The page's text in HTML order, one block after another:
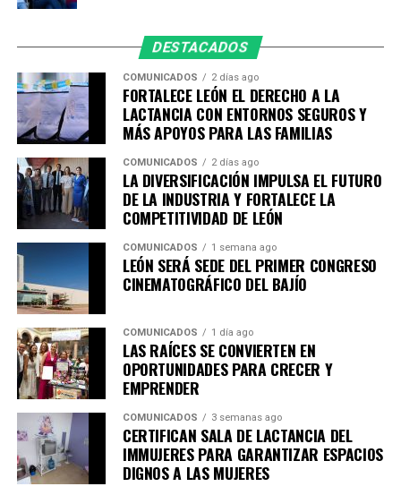
etapas de la vida, León refrenda que aquí las personas sí
cuentan, porque cada niña, niño, joven, madre y familia
es parte fundamental de la construcción de una mejor
ciudad.
DESTACADOS
COMUNICADOS 2 días ago
FORTALECE LEÓN EL DERECHO A LA
LACTANCIA CON ENTORNOS SEGUROS Y
MÁS APOYOS PARA LAS FAMILIAS
COMUNICADOS 2 días ago
LA DIVERSIFICACIÓN IMPULSA EL FUTURO
DE LA INDUSTRIA Y FORTALECE LA
COMPETITIVIDAD DE LEÓN
COMUNICADOS 1 semana ago
LEÓN SERÁ SEDE DEL PRIMER CONGRESO
CINEMATOGRÁFICO DEL BAJÍO
COMUNICADOS 1 día ago
LAS RAÍCES SE CONVIERTEN EN
OPORTUNIDADES PARA CRECER Y
EMPRENDER
COMUNICADOS 3 semanas ago
CERTIFICAN SALA DE LACTANCIA DEL
IMMUJERES PARA GARANTIZAR ESPACIOS
DIGNOS A LAS MUJERES